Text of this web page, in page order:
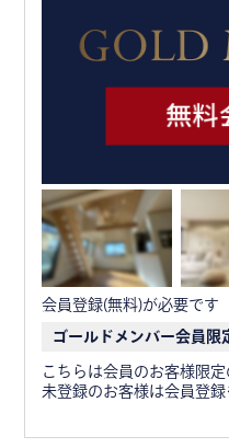
会員登録(無料)が必要です
ゴールドメンバー会員限
こちらは会員のお客様限定
未登録のお客様は会員登録